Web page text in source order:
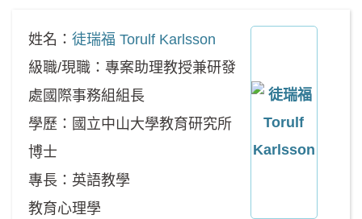
姓名： 徒瑞福 Torulf Karlsson
級職/現職：專案助理教授兼研發
處國際事務組組長
學歷：國立中山大學教育研究所
博士
專長：英語教學
教育心理學